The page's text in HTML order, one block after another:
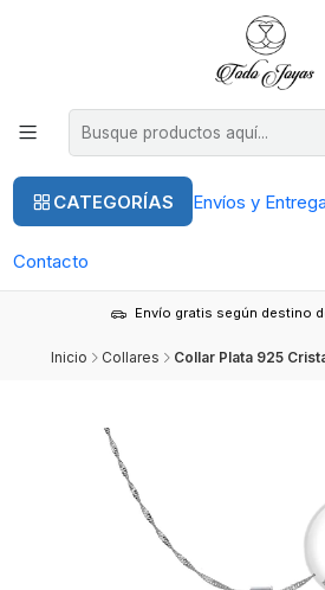
CATEGORÍAS Envíos y
Contacto
Envío gratis según destino
Inicio Collares Collar Plata 925